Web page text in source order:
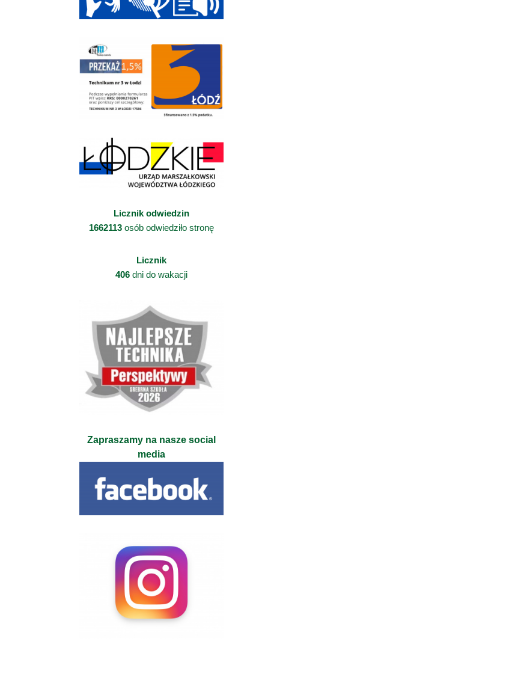
Licznik odwiedzin
1662113 osób odwiedziło stronę
Licznik
406 dni do wakacji
Zapraszamy na nasze social
media